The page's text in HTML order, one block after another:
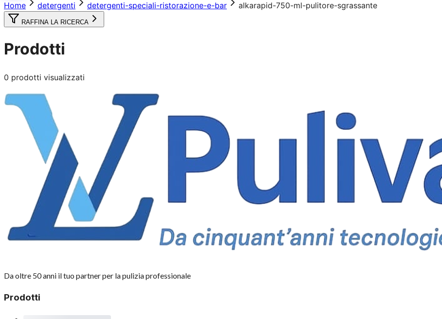
Home detergenti detergenti-speciali-ristorazione-e-bar alkarapid-750-ml-pulitore-sgrassante
RAFFINA LA RICERCA
Prodotti
0 prodotti visualizzati
Da oltre 50 anni il tuo partner per la pulizia professionale
Prodotti